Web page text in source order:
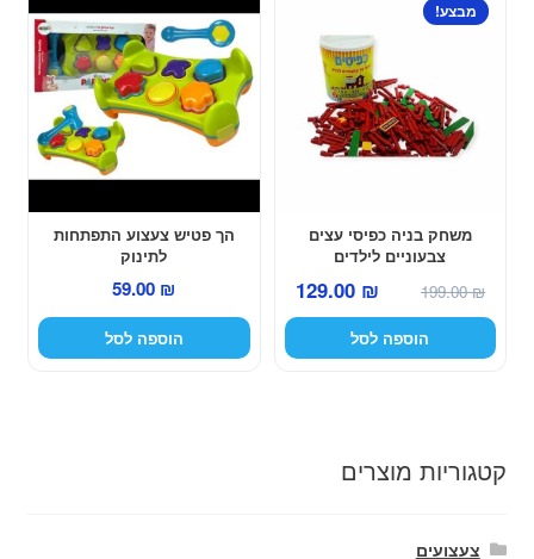
משחק בניה כפיסי עצים
צבעוניים לילדים
מבצע!
199.00₪
המחיר
המקורי
היה:
129.00 ₪
הנוכחי
הוא:
הוספה לסל
הך פטיש צעצוע התפתחות
לתינוק
59.00 ₪
הוספה לסל
קטגוריות מוצרים
צעצועים